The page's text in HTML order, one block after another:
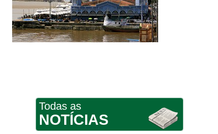
Todas as
NOTÍCIAS